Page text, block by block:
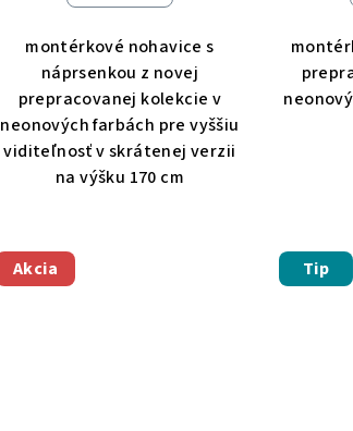
montérkové nohavice s
náprsenkou z novej
prepracovanej kolekcie v
neonových farbách pre vyššiu
viditeľnosť v skrátenej verzii
na výšku 170 cm
Akcia Tip